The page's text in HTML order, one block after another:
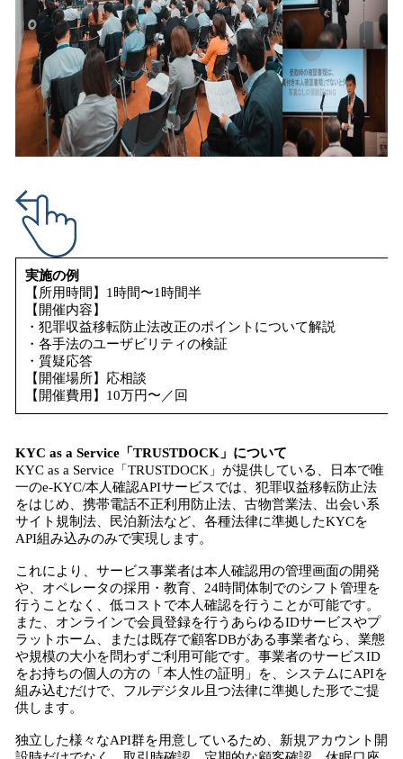
実施の例
【所用時間】1時間〜1時間半
【開催内容】
・犯罪収益移転防止法改正のポイントについて解説
・各手法のユーザビリティの検証
・質疑応答
【開催場所】応相談
【開催費用】10万円〜／回
KYC as a Service「TRUSTDOCK」について
KYC as a Service「TRUSTDOCK」が提供している、日本で唯
一のe-KYC/本人確認APIサービスでは、犯罪収益移転防止法
をはじめ、携帯電話不正利用防止法、古物営業法、出会い系
サイト規制法、民泊新法など、各種法律に準拠したKYCを
API組み込みのみで実現します。
これにより、サービス事業者は本人確認用の管理画面の開発
や、オペレータの採用・教育、24時間体制でのシフト管理を
行うことなく、低コストで本人確認を行うことが可能です。
また、オンラインで会員登録を行うあらゆるIDサービスやプ
ラットホーム、または既存で顧客DBがある事業者なら、業態
や規模の大小を問わずご利用可能です。事業者のサービスID
をお持ちの個人の方の「本人性の証明」を、システムにAPIを
組み込むだけで、フルデジタル且つ法律に準拠した形でご提
供します。
独立した様々なAPI群を用意しているため、新規アカウント開